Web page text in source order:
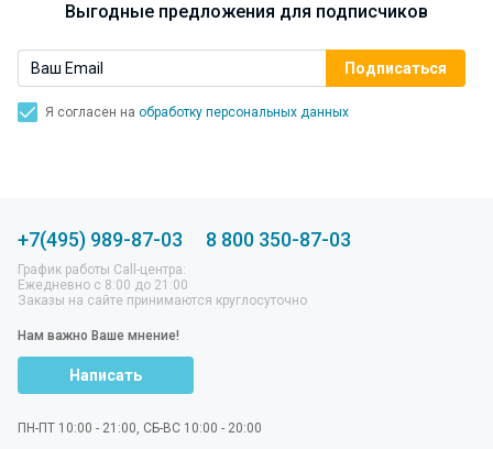
Выгодные предложения для подписчиков
Я согласен на обработку персональных данных
+7(495) 989-87-03 8 800 350-87-03
График работы Call-центра:
Ежедневно с 8:00 до 21:00
Заказы на сайте принимаются круглосуточно
Нам важно Ваше мнение!
Написать
ПН-ПТ 10:00 - 21:00, СБ-ВС 10:00 - 20:00